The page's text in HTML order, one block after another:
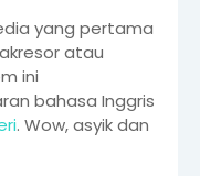
yang pertama
atau
ini
bahasa Inggris
. Wow, asyik dan